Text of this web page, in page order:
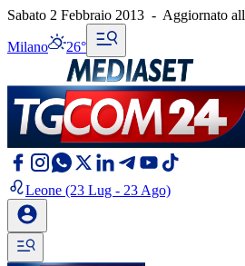
Sabato 2 Febbraio 2013 - Aggiornato
Milano 26°
Leone (23 Lug - 23 Ago)